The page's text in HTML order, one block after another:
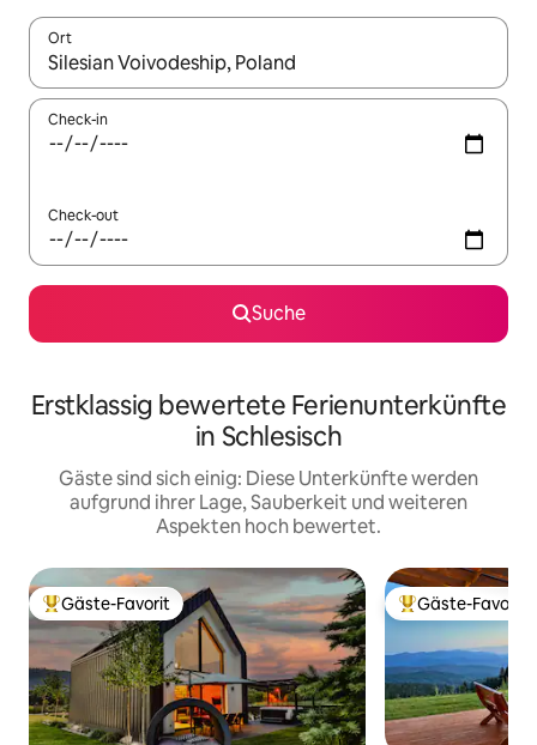
Ort
Wenn Ergebnisse verfügbar sind, navigiere mit den
Check-in
Check-out
Suche
Erstklassig bewertete Ferienunterkünfte
in Schlesisch
Gäste sind sich einig: Diese Unterkünfte werden
aufgrund ihrer Lage, Sauberkeit und weiteren
Aspekten hoch bewertet.
Beliebter Gäste-Favorit.
Gäste-Favorit Beliebter Gäste-
Gäste-Favorit